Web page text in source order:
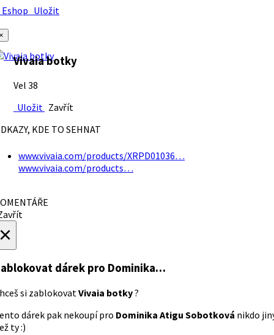
Uložit
Vivaia botky
Vel 38
Uložit Zavřít
KDE TO SEHNAT
www.vivaia.com/products/XRPD01036…
www.vivaia.com/products…
dárek pro Dominika…
si zablokovatVivaia botky?
dárek pak nekoupí pro Dominika Atigu Sobotková nikdo
ty :)